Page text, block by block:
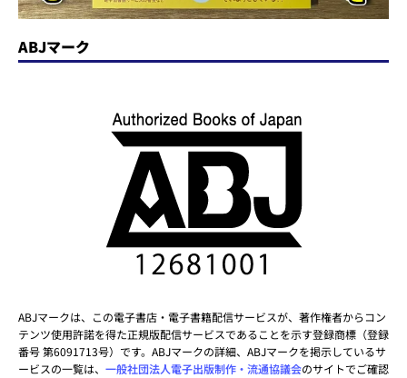
ABJマーク
ABJマークは、この電子書店・電子書籍配信サービスが、著作権者からコン
テンツ使用許諾を得た正規版配信サービスであることを示す登録商標（登録
番号 第6091713号）です。ABJマークの詳細、ABJマークを掲示しているサ
ービスの一覧は、 一般社団法人電子出版制作・流通協議会のサイトでご確認